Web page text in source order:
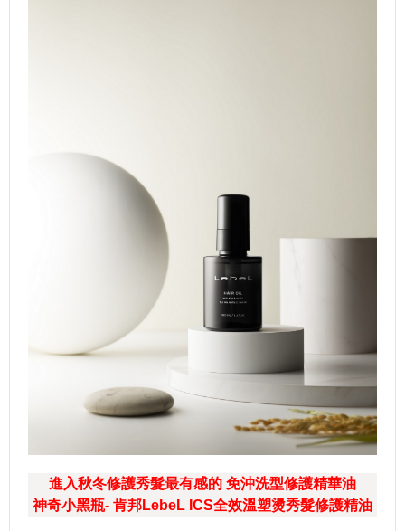
進入秋冬修護秀髮最有感的 免沖洗型修護精華油
神奇小黑瓶- 肯邦LebeL ICS全效溫塑燙秀髮修護精油